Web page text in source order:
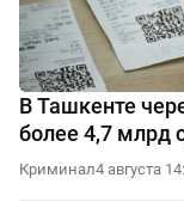
В Ташкенте
более 4,7 млрд
Криминал4 августа